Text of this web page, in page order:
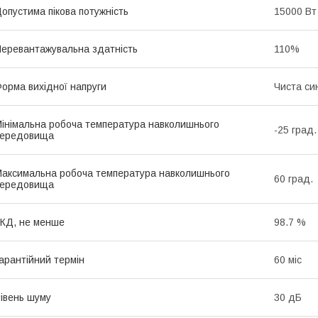
пікова потужність 15000 Вт
здатність 110%
вихідної напруги Чиста
робоча температура навколишнього
-25 град.
робоча температура навколишнього
60 град.
не менше 98.7 %
термін 60 міс
шуму 30 дБ